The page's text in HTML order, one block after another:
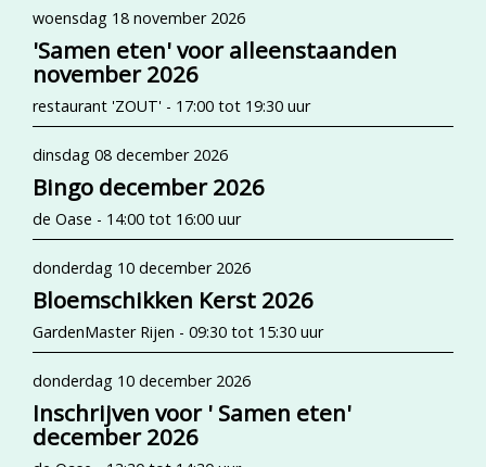
woensdag 18 november 2026
'Samen eten' voor alleenstaanden
november 2026
restaurant 'ZOUT' - 17:00 tot 19:30 uur
dinsdag 08 december 2026
Bingo december 2026
de Oase - 14:00 tot 16:00 uur
donderdag 10 december 2026
Bloemschikken Kerst 2026
GardenMaster Rijen - 09:30 tot 15:30 uur
donderdag 10 december 2026
Inschrijven voor ' Samen eten'
december 2026